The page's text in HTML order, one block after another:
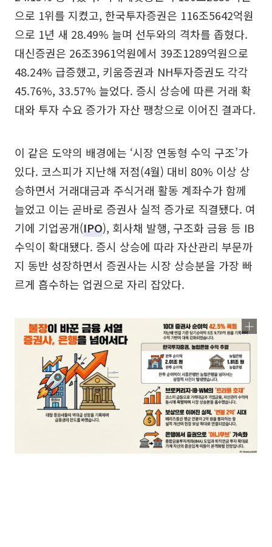
으로 1위를 지켰고, 한국투자증권은 116조5642억원
으로 1년 새 28.49% 늘며 선두와의 격차를 좁혔다.
대신증권은 26조3961억원에서 39조1289억원으로
48.24% 급증했고, 키움증권과 NH투자증권도 각각
45.76%, 33.57% 늘었다. 증시 상승에 따른 거래 확
대와 투자 수요 증가가 자산 팽창으로 이어진 결과다.
이 같은 도약의 배경에는 ‘시장 연동형 수익 구조’가
있다. 코스피가 지난해 저점(4월) 대비 80% 이상 상
승하면서 거래대금과 주식거래 활동 계좌수가 함께
늘었고 이는 곧바로 증권사 실적 증가로 직결됐다. 여
기에 기업공개(IPO), 회사채 발행, 구조화 금융 등 IB
수익이 확대됐다. 증시 상승에 따라 자산관리 부문까
지 동반 성장하면서 증권사는 시장 상승분을 가장 빠
르게 흡수하는 업권으로 자리 잡았다.